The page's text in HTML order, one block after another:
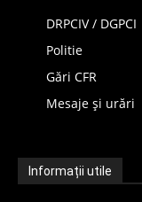
DRPCIV / DGPCI
Politie
Gări CFR
Mesaje și urări
Informații utile